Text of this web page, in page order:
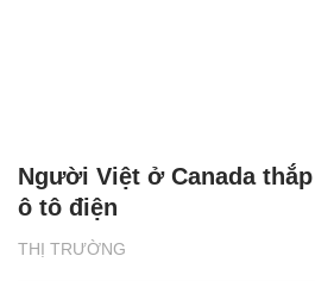
THỊ TRƯỜNG
Người Việt ở Canada
ô tô điện